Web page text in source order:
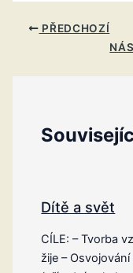
PŘEDCHOZÍ
Dítě a svět
CÍLE: – Tvorba
žije –